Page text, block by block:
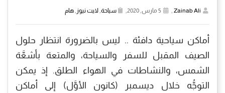
Zainab Ali سياحة لايت نيوز هام
أماكن سياحية دافئة .. ليس بالضرورة انتظار حلول
الصيف المقبل للسفر والسياحة، والمتعة بأشعَّة
الشمس، والنشاطات في الهواء الطلق. إذ يمكن
التوجُّه خلال ديسمبر (كانون الأوَّل) إلى أماكن